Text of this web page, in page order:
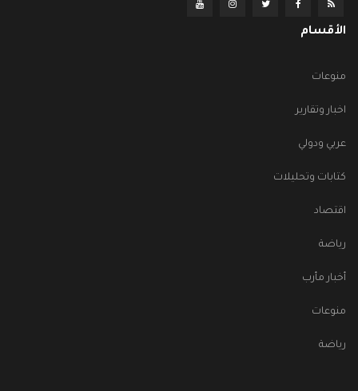
الأقسام
منوعات
اخبار وتقارير
عربي ودولي
كتابات وتحليلات
اقتصاد
رياضة
أخبار مأرب
منوعات
رياضة